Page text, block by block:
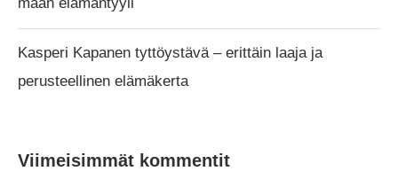
maan elämäntyyli
Kasperi Kapanen tyttöystävä – erittäin laaja ja
perusteellinen elämäkerta
Viimeisimmät kommentit